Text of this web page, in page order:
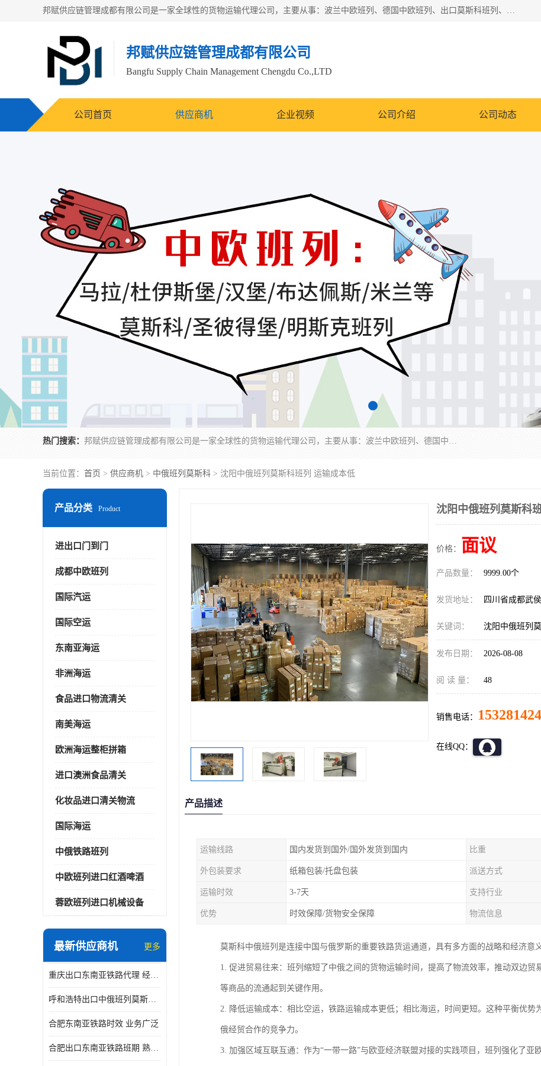
邦赋供应链管理成都有限公司是一家全球性的货物运输代理公司，主要从事：波兰中欧班列、德国中欧班列、出口莫斯科班列、中欧班列进口、蓉欧铁路、成都出口空运等业务，同时亦提供报关、报检、仓储、码头操作等服务。
邦赋供应链管理成都有限公司
Bangfu Supply Chain Management Chengdu Co.,LTD
公司首页 供应商机 企业视频 公司介绍 公司动态
热门搜索： 邦赋供应链管理成都有限公司是一家全球性的货物运输代理公司，主要从事：波兰中欧班列、德国中欧班列、出口莫斯科班列、中欧班列进口、蓉欧铁路、成都出口空运等业务，同时亦提供报关、报检、仓储、码头操作等服务。
当前位置： 首页 > 供应商机 > 中俄班列莫斯科 > 沈阳中俄班列莫斯科班列 运输成本低
产品分类 Product
进出口门到门
成都中欧班列
国际汽运
国际空运
东南亚海运
非洲海运
食品进口物流清关
南美海运
欧洲海运整柜拼箱
进口澳洲食品清关
化妆品进口清关物流
国际海运
中俄铁路班列
中欧班列进口红酒啤酒
蓉欧班列进口机械设备
最新供应商机 更多
重庆出口东南亚铁路代理 经验丰富
呼和浩特出口中俄班列莫斯科物流 安全省心
合肥东南亚铁路时效 业务广泛
合肥出口东南亚铁路班期 熟悉条款
沈阳中俄班列莫斯科
价格： 面议
产品数量： 9999.00个
发货地址： 四川省成都武
关键词： 沈阳中俄班列
发布日期： 2026-08-08
阅 读 量： 48
销售电话：
在线QQ：
产品描述
运输线路 国内发货到国外/国外发货到国内 比重
外包装要求 纸箱包装/托盘包装 派送方式
运输时效 3-7天 支持行业
优势 时效保障/货物安全保障 物流信息
莫斯科中俄班列是连接中国与俄罗斯的重要铁路货运通道，具有多方面的战略和经济意义
1. 促进贸易往来：班列缩短了中俄之间的货物运输时间，提高了物流效率，推动双边
等商品的流通起到关键作用。
2. 降低运输成本：相比空运，铁路运输成本更低；相比海运，时间更短。这种平衡优势
俄经贸合作的竞争力。
3. 加强区域互联互通：作为“一带一路”与欧亚经济联盟对接的实践项目，班列强化了亚